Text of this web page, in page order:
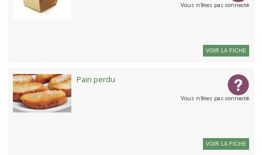
Vous n'êtes pas connecté
VOIR LA FICHE
Pain perdu
Vous n'êtes pas connecté
VOIR LA FICHE